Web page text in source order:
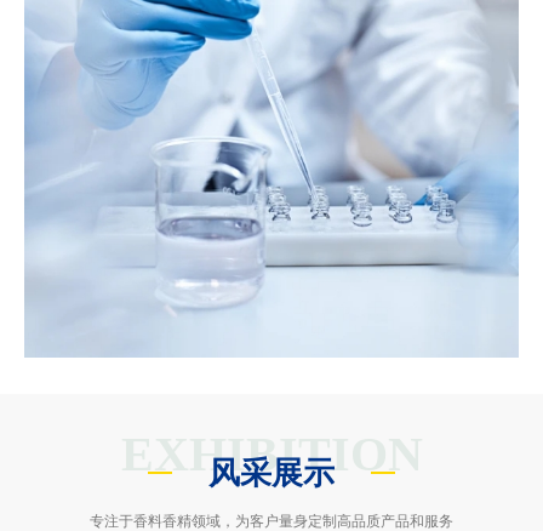
EXHIBITION
风采展示
专注于香料香精领域，为客户量身定制高品质产品和服务